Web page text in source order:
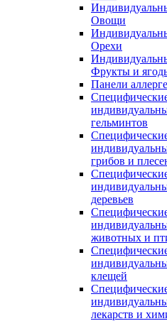
Овощи
Орехи
Фрукты и
Панели
гельминтов
грибов и
деревьев
животных и
клещей
лекарств и